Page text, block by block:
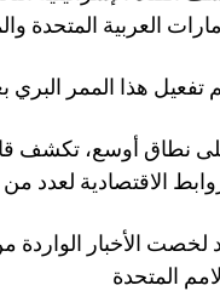
نطاق أوسع، تكشف
لخصت الأخبار